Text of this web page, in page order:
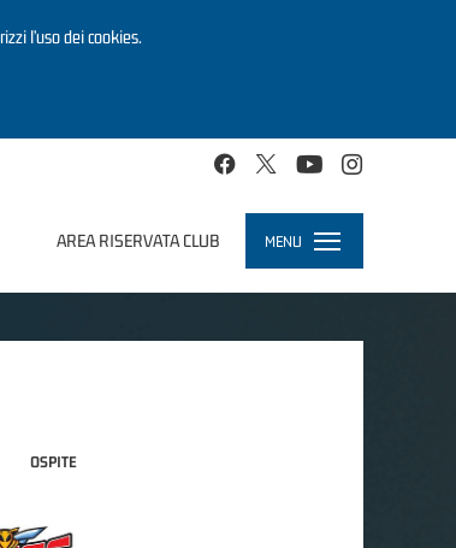
l’uso dei cookies.
AREA RISERVATA CLUB MENU
Toggle
navigation
OSPITE